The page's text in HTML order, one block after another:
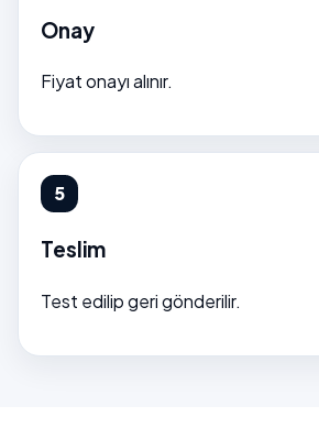
Onay
Fiyat onayı alınır.
Teslim
Test edilip geri gönderilir.